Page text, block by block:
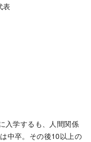
表
入学するも、人間関係
中卒。その後10以上の